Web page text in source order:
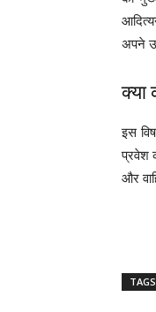
अपने
क्या
इस
प्रवेश
और
TAGS